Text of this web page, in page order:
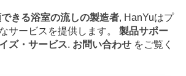
きる浴室の流しの製造者, HanYuはプ
サービスを提供します。 製品サポー
ズ・サービス. お問い合わせ をご覧く